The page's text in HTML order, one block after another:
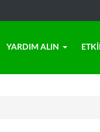
YARDIM ALIN